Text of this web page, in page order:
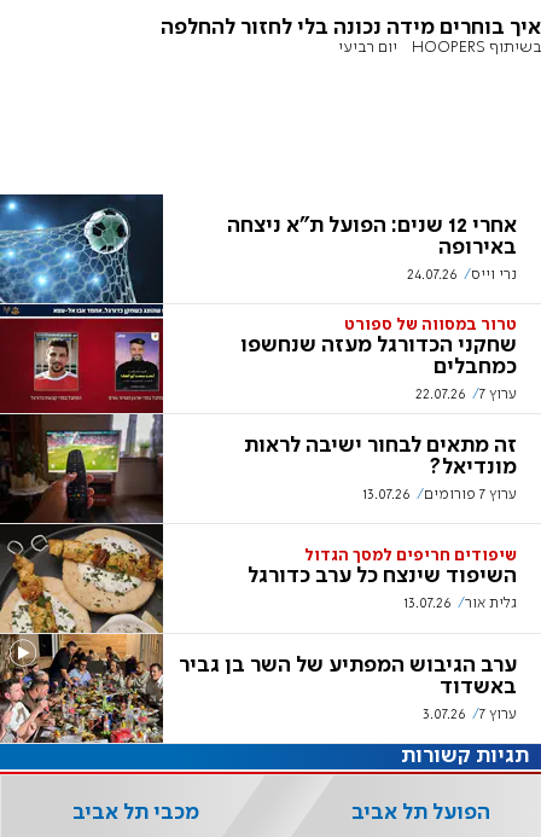
איך בוחרים מידה נכונה בלי לחזור להחלפה
בשיתוף HOOPERS יום רביעי
אחרי 12 שנים: הפועל ת"א ניצחה
באירופה
נרי וייס 24.07.26
טרור במסווה של ספורט
שחקני הכדורגל מעזה שנחשפו
כמחבלים
ערוץ 7 22.07.26
זה מתאים לבחור ישיבה לראות
מונדיאל?
ערוץ 7 פורומים 13.07.26
שיפודים חריפים למסך הגדול
השיפוד שינצח כל ערב כדורגל
גלית אור 13.07.26
ערב הגיבוש המפתיע של השר בן גביר
באשדוד
ערוץ 7 3.07.26
תגיות קשורות
הפועל תל אביב מכבי תל אביב